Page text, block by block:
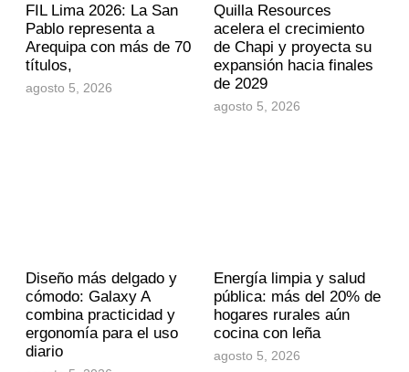
FIL Lima 2026: La San
Pablo representa a
Arequipa con más de 70
títulos,
agosto 5, 2026
Quilla Resources
acelera el crecimiento
de Chapi y proyecta su
expansión hacia finales
de 2029
agosto 5, 2026
Diseño más delgado y
cómodo: Galaxy A
combina practicidad y
ergonomía para el uso
diario
Energía limpia y salud
pública: más del 20% de
hogares rurales aún
cocina con leña
agosto 5, 2026